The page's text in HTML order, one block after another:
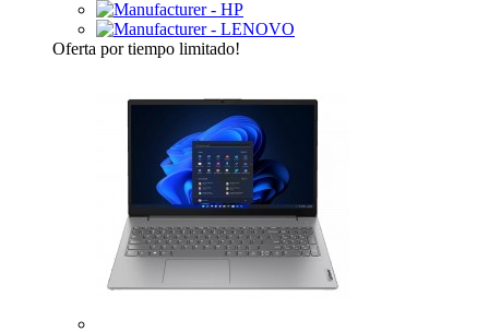
Oferta por tiempo limitado!